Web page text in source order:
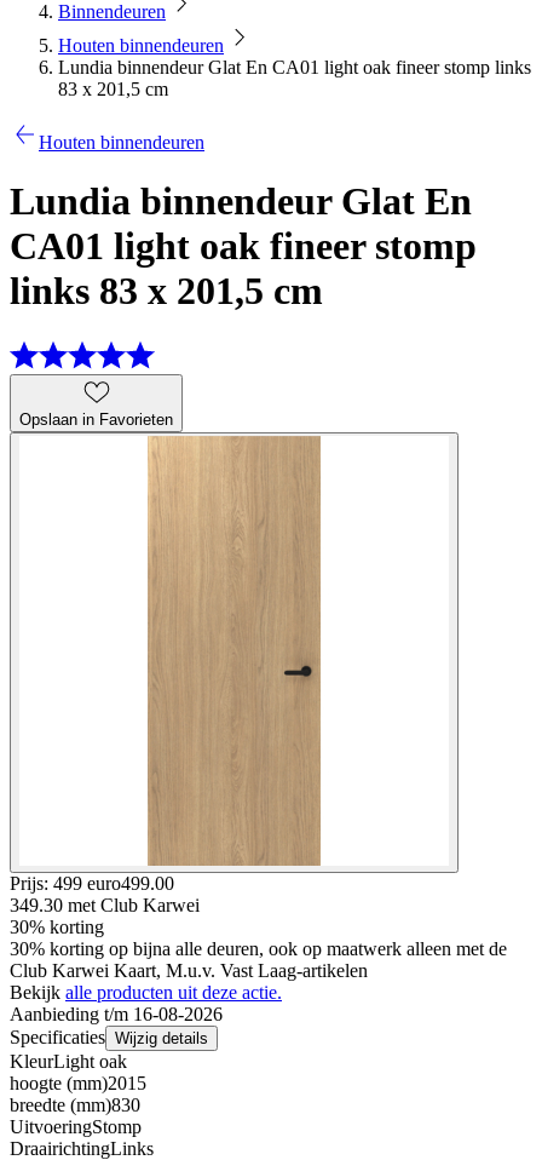
Binnendeuren
Houten binnendeuren
Lundia binnendeur Glat En CA01 light oak fineer stomp links
83 x 201,5 cm
Houten binnendeuren
Lundia binnendeur Glat En
CA01 light oak fineer stomp
links 83 x 201,5 cm
Opslaan in Favorieten
Prijs: 499 euro499.00
349.30 met Club Karwei
30% korting
30% korting op bijna alle deuren, ook op maatwerk alleen met de
Club Karwei Kaart, M.u.v. Vast Laag-artikelen
Bekijk alle producten uit deze actie.
Aanbieding t/m 16-08-2026
Specificaties Wijzig details
KleurLight oak
hoogte (mm)2015
breedte (mm)830
UitvoeringStomp
DraairichtingLinks